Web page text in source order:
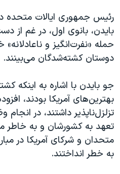
رئیس جمهوری ایالات متحده
بایدن، بانوی اول، در غم از
حمله «نفرت‌انگیز و ناعادلانه»
دوستان کشته‌شدگان می‌بینند.
جو بایدن با اشاره به اینکه
بهترین‌های آمریکا بودند،
تزلزل‌ناپذیر داشتند، در
تعهد به کشورشان و به خاطر
متحدان و شرکای آمریکا در
به خطر انداختند.